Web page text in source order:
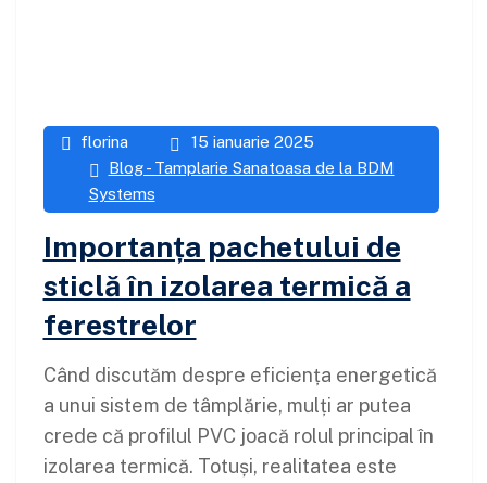
florina
15 ianuarie 2025
Blog - Tamplarie Sanatoasa de la BDM
Systems
Importanța pachetului de
sticlă în izolarea termică a
ferestrelor
Când discutăm despre eficiența energetică
a unui sistem de tâmplărie, mulți ar putea
crede că profilul PVC joacă rolul principal în
izolarea termică. Totuși, realitatea este